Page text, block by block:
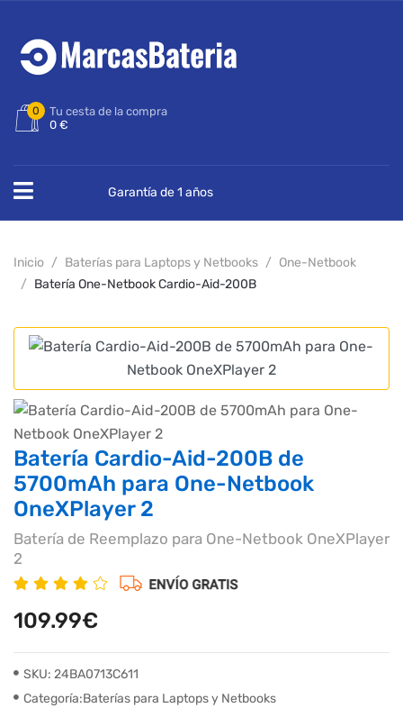
0
Tu cesta de la compra
0 €
Garantía de 1 años
Inicio Baterías para Laptops y Netbooks
One-Netbook
Batería One-Netbook Cardio-Aid-200B
Batería Cardio-Aid-200B de
5700mAh para One-Netbook
OneXPlayer 2
Batería de Reemplazo para One-Netbook OneXPlayer
2
109.99€
SKU: 24BA0713C611
Categoría:Baterías para Laptops y Netbooks